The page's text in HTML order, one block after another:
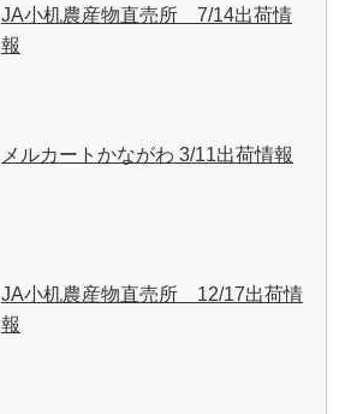
JA小机農産物直売所 7/14出荷情
報
メルカートかながわ 3/11出荷情報
JA小机農産物直売所 12/17出荷情
報